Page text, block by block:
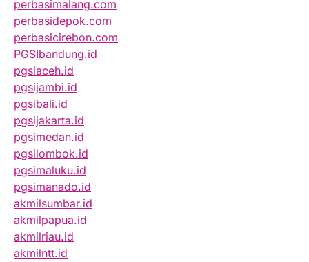
perbasimalang.com
perbasidepok.com
perbasicirebon.com
PGSIbandung.id
pgsiaceh.id
pgsijambi.id
pgsibali.id
pgsijakarta.id
pgsimedan.id
pgsilombok.id
pgsimaluku.id
pgsimanado.id
akmilsumbar.id
akmilpapua.id
akmilriau.id
akmilntt.id